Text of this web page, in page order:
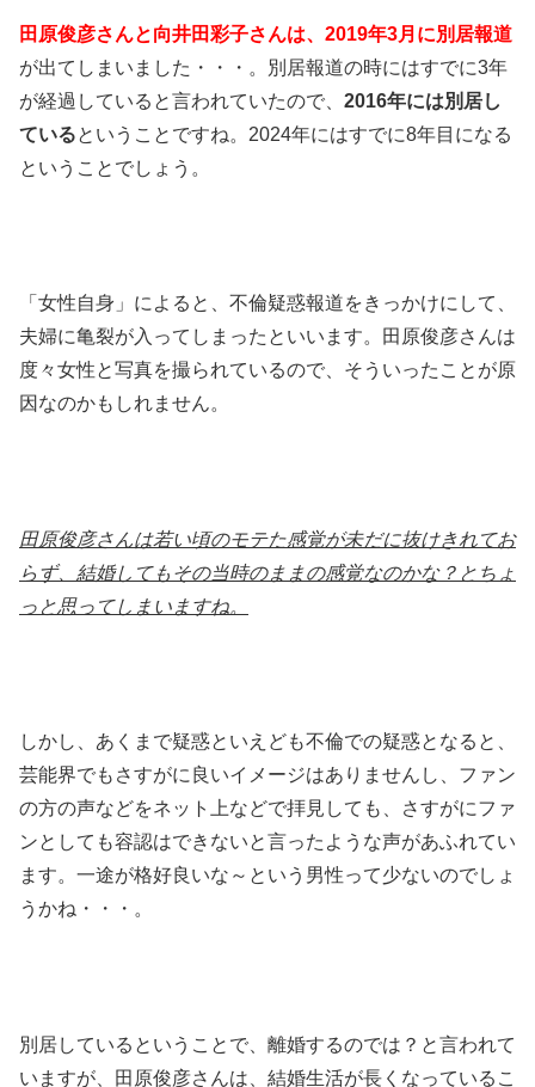
田原俊彦さんと向井田彩子さんは、2019年3月に別居報道
が出てしまいました・・・。別居報道の時にはすでに3年
が経過していると言われていたので、 2016年には別居し
ているということですね。2024年にはすでに8年目になる
ということでしょう。
「女性自身」によると、不倫疑惑報道をきっかけにして、
夫婦に亀裂が入ってしまったといいます。田原俊彦さんは
度々女性と写真を撮られているので、そういったことが原
因なのかもしれません。
田原俊彦さんは若い頃のモテた感覚が未だに抜けきれてお
らず、結婚してもその当時のままの感覚なのかな？とちょ
っと思ってしまいますね。
しかし、あくまで疑惑といえども不倫での疑惑となると、
芸能界でもさすがに良いイメージはありませんし、ファン
の方の声などをネット上などで拝見しても、さすがにファ
ンとしても容認はできないと言ったような声があふれてい
ます。一途が格好良いな～という男性って少ないのでしょ
うかね・・・。
別居しているということで、離婚するのでは？と言われて
いますが、田原俊彦さんは、結婚生活が長くなっているこ